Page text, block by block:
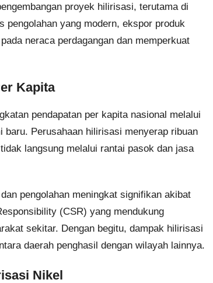
proyek hilirisasi, terutama di
pengolahan yang modern, ekspor produk
neraca perdagangan dan memperkuat
Kapita
pendapatan per kapita nasional melalui
baru. Perusahaan hilirisasi menyerap ribuan
langsung melalui rantai pasok dan jasa
pengolahan meningkat signifikan akibat
(CSR) yang mendukung
sekitar. Dengan begitu, dampak hilirisasi
daerah penghasil dengan wilayah lainnya.
Nikel